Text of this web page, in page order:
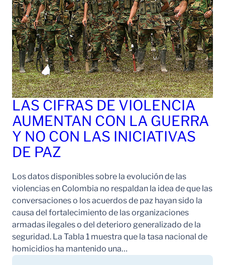
LAS CIFRAS DE VIOLENCIA
AUMENTAN CON LA GUERRA
Y NO CON LAS INICIATIVAS
DE PAZ
Los datos disponibles sobre la evolución de las
violencias en Colombia no respaldan la idea de que las
conversaciones o los acuerdos de paz hayan sido la
causa del fortalecimiento de las organizaciones
armadas ilegales o del deterioro generalizado de la
seguridad. La Tabla 1 muestra que la tasa nacional de
homicidios ha mantenido una…